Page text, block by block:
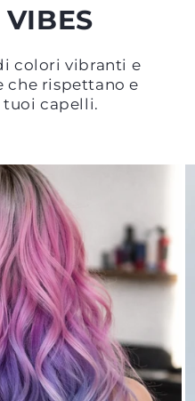
VIBES
colori vibranti e
che rispettano e
capelli.